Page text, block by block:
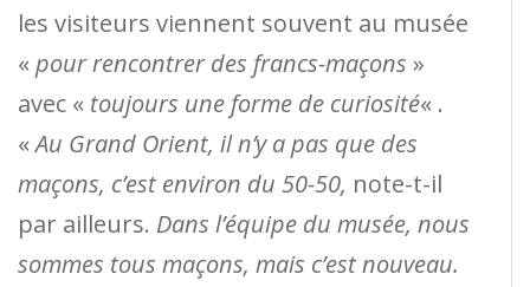
les visiteurs viennent souvent au musée
«pour rencontrer des francs-maçons »
avec « toujours une forme de curiosité« .
«Au Grand Orient, il n’y a pas que des
maçons, c’est environ du 50-50, note-t-il
par ailleurs. Dans l’équipe du musée, nous
sommes tous maçons, mais c’est nouveau.